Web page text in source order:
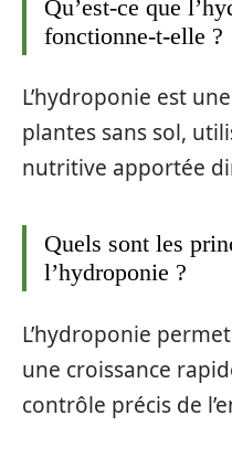
Qu’est-ce que
fonctionne-t-elle ?
L’hydroponie est
plantes sans sol,
nutritive apportée
Quels sont les
l’hydroponie ?
L’hydroponie
une croissance
contrôle précis de